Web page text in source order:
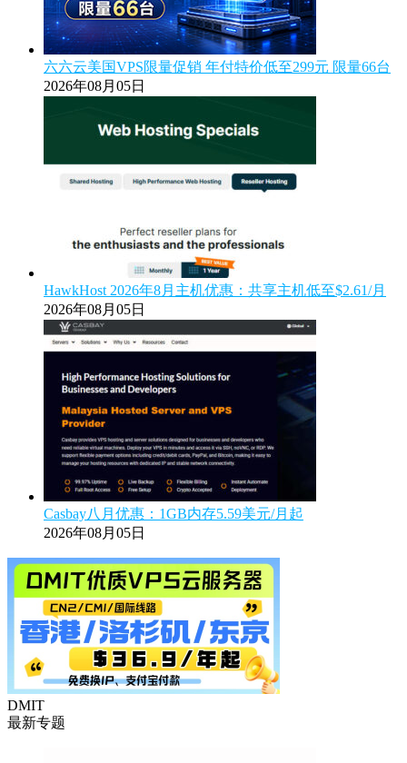
六六云美国VPS限量促销 年付特价低至299元 限量66台
2026年08月05日
HawkHost 2026年8月主机优惠：共享主机低至$2.61/月
2026年08月05日
Casbay八月优惠：1GB内存5.59美元/月起
2026年08月05日
DMIT
最新专题